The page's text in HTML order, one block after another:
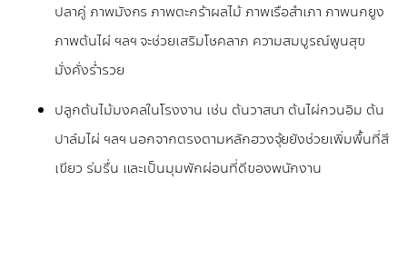
ปลาคู่ ภาพมังกร ภาพตะกร้าผลไม้ ภาพเรือสำเภา ภาพนกยูง
ภาพต้นไผ่ ฯลฯ จะช่วยเสริมโชคลาภ ความสมบูรณ์พูนสุข
มั่งคั่งร่ำรวย
ปลูกต้นไม้มงคลในโรงงาน เช่น ต้นวาสนา ต้นไผ่กวนอิม ต้น
ปาล์มไผ่ ฯลฯ นอกจากตรงตามหลักฮวงจุ้ยยังช่วยเพิ่มพื้นที่สี
เขียว ร่มรื่น และเป็นมุมพักผ่อนที่ดีของพนักงาน